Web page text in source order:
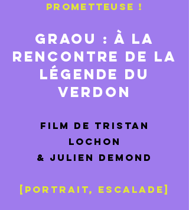
prometteuse !
Graou : à la
rencontre de la
légende du
Verdon
Film de Tristan
Lochon
& Julien Demond
[PORTRAIT, ESCALADE]